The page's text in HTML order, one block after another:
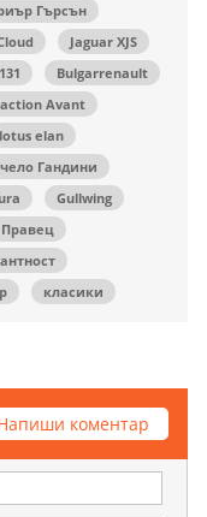
Гърсън
Jaguar XJS
Bulgarrenault
Avant
lotus elan
Гандини
Gullwing
Правец
класики
коментар